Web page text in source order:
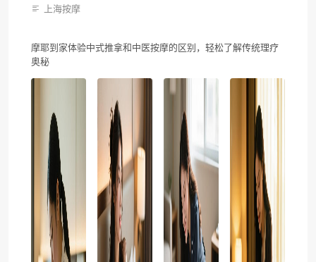
上海按摩
摩耶到家体验中式推拿和中医按摩的区别，轻松了解传统理疗
奥秘